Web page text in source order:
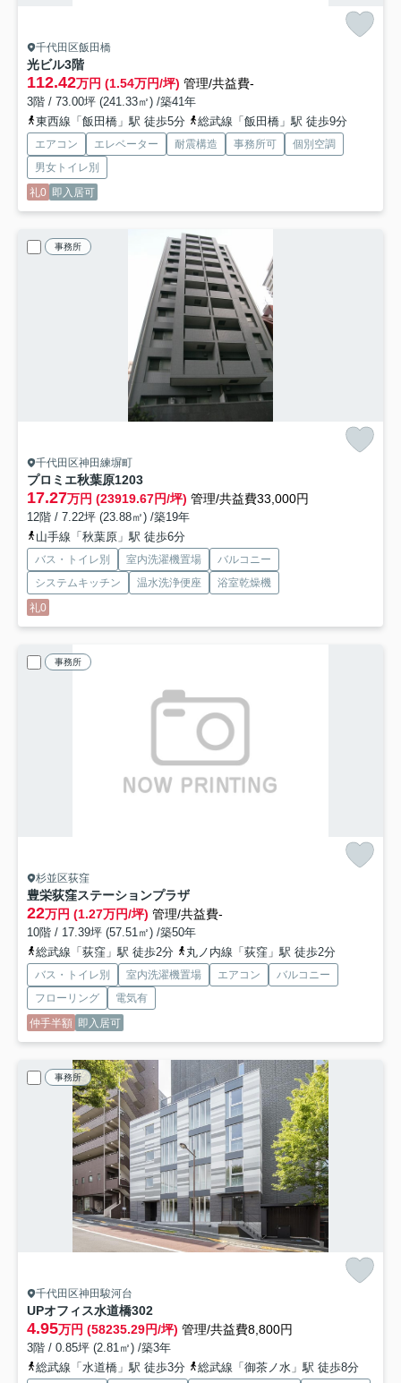
千代田区飯田橋
光ビル3階
112.42万円 (1.54万円/坪) 管理/共益費-
3階 / 73.00坪 (241.33㎡) /築41年
東西線「飯田橋」駅 徒歩5分
総武線「飯田橋」駅 徒歩9分
エアコン エレベーター 耐震構造 事務所可
個別空調
男女トイレ別
礼0 即入居可
事務所
千代田区神田練塀町
プロミエ秋葉原1203
17.27万円 (23919.67円/坪) 管理/共益費33,000円
12階 / 7.22坪 (23.88㎡) /築19年
山手線「秋葉原」駅 徒歩6分
バス・トイレ別 室内洗濯機置場
バルコニー
システムキッチン
温水洗浄便座
浴室乾燥機
礼0
事務所
杉並区荻窪
豊栄荻窪ステーションプラザ
22万円 (1.27万円/坪) 管理/共益費-
10階 / 17.39坪 (57.51㎡) /築50年
総武線「荻窪」駅 徒歩2分
丸ノ内線「荻窪」駅 徒歩2分
バス・トイレ別 室内洗濯機置場 エアコン
バルコニー
フローリング
電気有
仲手半額 即入居可
事務所
千代田区神田駿河台
UPオフィス水道橋302
4.95万円 (58235.29円/坪) 管理/共益費8,800円
3階 / 0.85坪 (2.81㎡) /築3年
総武線「水道橋」駅 徒歩3分
総武線「御茶ノ水」駅 徒歩8分